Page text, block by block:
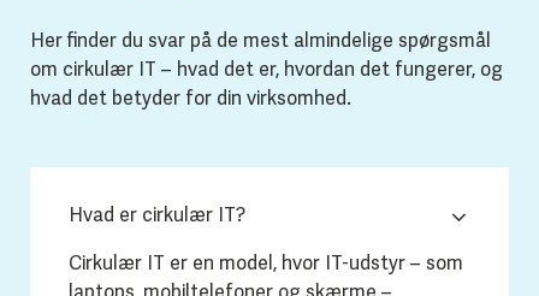
Her finder du svar på de mest almindelige spørgsmål
om cirkulær IT – hvad det er, hvordan det fungerer, og
hvad det betyder for din virksomhed.
Hvad er cirkulær IT?
Cirkulær IT er en model, hvor IT-udstyr – som